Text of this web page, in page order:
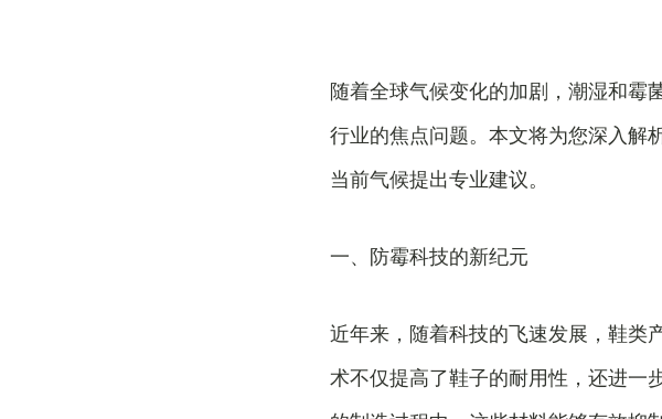
随着全球气候变化的加剧，潮湿和霉
行业的焦点问题。本文将为您深入解
当前气候提出专业建议。
一、防霉科技的新纪元
近年来，随着科技的飞速发展，鞋类
术不仅提高了鞋子的耐用性，还进一